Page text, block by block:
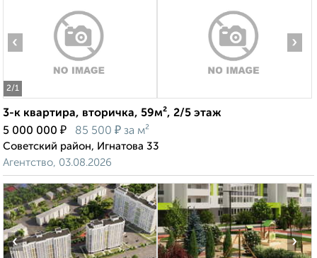
2/1
‹ ›
3-к квартира, вторичка, 59м², 2/5 этаж
5 000 000 ₽ 85 500 ₽ за м²
Советский район, Игнатова 33
Агентство, 03.08.2026
‹ ›